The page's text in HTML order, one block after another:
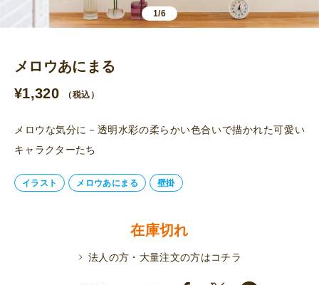
1/6
メロウあにまる
¥1,320 （税込）
メロウな気分に－透明水彩の柔らかい色合いで描かれた可愛い
キャラクターたち
イラスト メロウあにまる 壁掛
在庫切れ
法人の方・大量注文の方はコチラ